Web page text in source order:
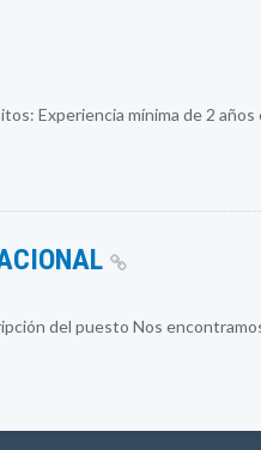
Experiencia mínima de 2
del puesto Nos